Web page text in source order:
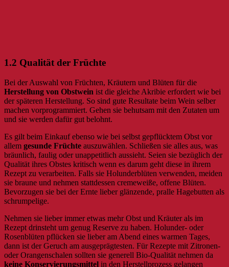
1.2 Qualität der Früchte
Bei der Auswahl von Früchten, Kräutern und Blüten für die
Herstellung von Obstwein ist die gleiche Akribie erfordert wie bei
der späteren Herstellung. So sind gute Resultate beim Wein selber
machen vorprogrammiert. Gehen sie behutsam mit den Zutaten um
und sie werden dafür gut belohnt.
Es gilt beim Einkauf ebenso wie bei selbst gepflücktem Obst vor
allem gesunde Früchte auszuwählen. Schließen sie alles aus, was
bräunlich, faulig oder unappetitlich aussieht. Seien sie bezüglich der
Qualität ihres Obstes kritisch wenn es darum geht diese in ihrem
Rezept zu verarbeiten. Falls sie Holunderblüten verwenden, meiden
sie braune und nehmen stattdessen cremeweiße, offene Blüten.
Bevorzugen sie bei der Ernte lieber glänzende, pralle Hagebutten als
schrumpelige.
Nehmen sie lieber immer etwas mehr Obst und Kräuter als im
Rezept drinsteht um genug Reserve zu haben. Holunder- oder
Rosenblüten pflücken sie lieber am Abend eines warmen Tages,
dann ist der Geruch am ausgeprägtesten. Für Rezepte mit Zitronen-
oder Orangenschalen sollten sie generell Bio-Qualität nehmen da
keine Konservierungsmittel in den Herstellprozess gelangen